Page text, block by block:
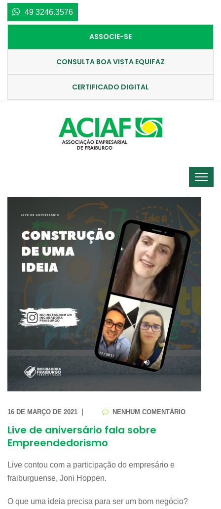
49 3246.3576
ASSOCIE-SE
CONSULTA BOA VISTA EQUIFAZ
CERTIFICADO DIGITAL
16 DE MARÇO DE 2021 NENHUM COMENTÁRIO
Live de aniversário fala sobre
Empreendedorismo
Live contou com a participação do empresário e
fraiburguense, Joni Hoppen.
O que uma ideia precisa para ser um bom negócio?